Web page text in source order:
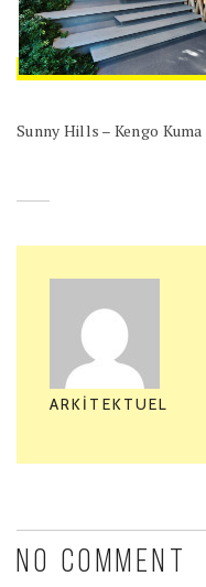
Sunny Hills – Kengo Kuma
ARKITEKTUEL
NO COMMENT